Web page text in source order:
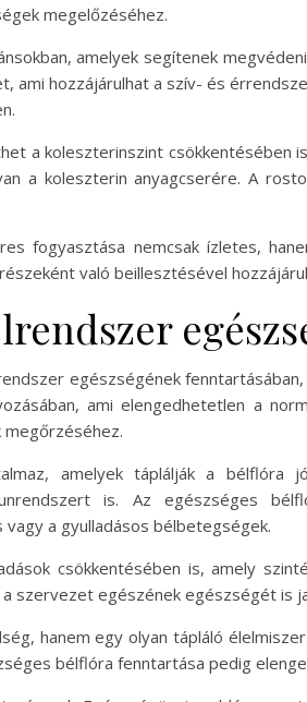
megelőzéséhez.
amelyek segítenek
ami hozzájárulhat a szív- és
a koleszterinszint csökkentésében
a koleszterin anyagcserére. A
fogyasztása nemcsak ízletes,
való beillesztésével
egészségének
ami elengedhetetlen a
amelyek táplálják a bélflóra
is. Az egészséges
a gyulladásos bélbetegségek.
csökkentésében is, amely
szervezet egészének egészségét is
hanem egy olyan tápláló
bélflóra fenntartása pedig